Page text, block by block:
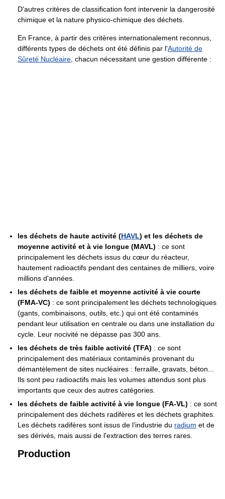
D'autres critères de classification font intervenir la dangerosité
chimique et la nature physico-chimique des déchets.
En France, à partir des critères internationalement reconnus,
différents types de déchets ont été définis par l'Autorité de
Sûreté Nucléaire , chacun nécessitant une gestion différente :
les déchets de haute activité (HAVL) et les déchets de
moyenne activité et à vie longue (MAVL) : ce sont
principalement les déchets issus du cœur du réacteur,
hautement radioactifs pendant des centaines de milliers, voire
millions d'années.
les déchets de faible et moyenne activité à vie courte
(FMA-VC) : ce sont principalement les déchets technologiques
(gants, combinaisons, outils, etc.) qui ont été contaminés
pendant leur utilisation en centrale ou dans une installation du
cycle. Leur nocivité ne dépasse pas 300 ans.
les déchets de très faible activité (TFA) : ce sont
principalement des matériaux contaminés provenant du
démantèlement de sites nucléaires : ferraille, gravats, béton...
Ils sont peu radioactifs mais les volumes attendus sont plus
importants que ceux des autres catégories.
les déchets de faible activité à vie longue (FA-VL) : ce sont
principalement des déchets radifères et les déchets graphites.
Les déchets radifères sont issus de l’industrie du radium et de
ses dérivés, mais aussi de l'extraction des terres rares.
Production